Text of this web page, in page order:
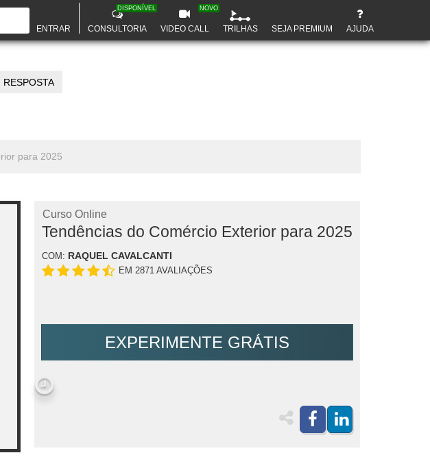
ENTRAR CONSULTORIA
DISPONÍVEL
VIDEO CALL
NOVO
TRILHAS SEJA PREMIUM AJUDA
RESPOSTA
para 2025
Curso Online
Tendências do Comércio Exterior para 2025
COM: RAQUEL CAVALCANTI
EM 2871 AVALIAÇÕES
EXPERIMENTE GRÁTIS